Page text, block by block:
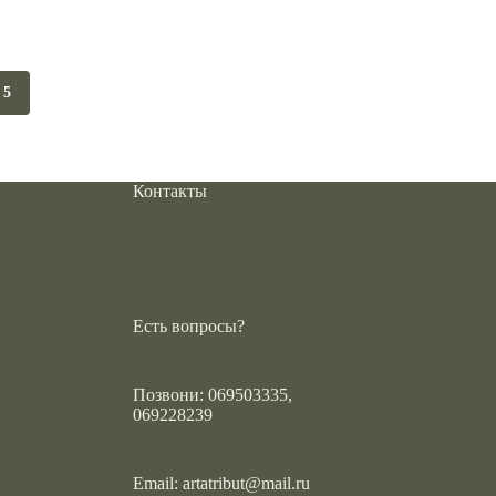
5
Контакты
Есть вопросы?
Позвони: 069503335,
069228239
Email: artatribut@mail.ru